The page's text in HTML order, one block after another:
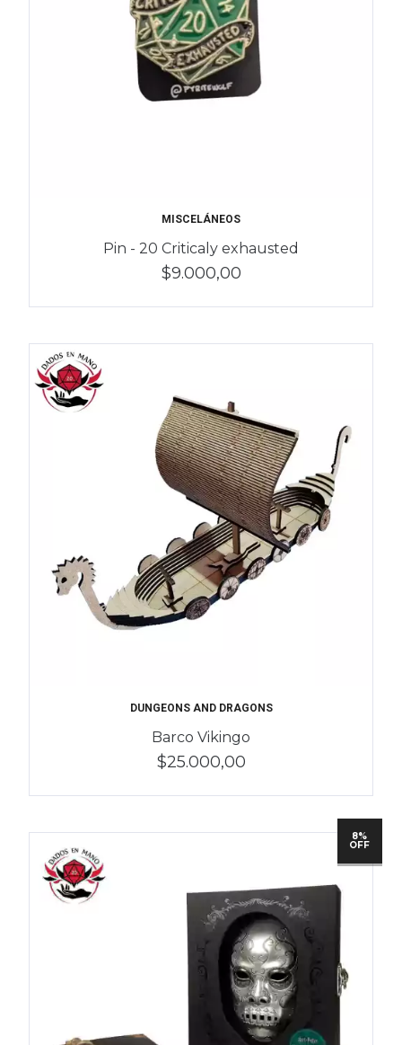
MISCELÁNEOS
Pin - 20 Criticaly exhausted
$9.000,00
DUNGEONS AND DRAGONS
Barco Vikingo
$25.000,00
8%
OFF